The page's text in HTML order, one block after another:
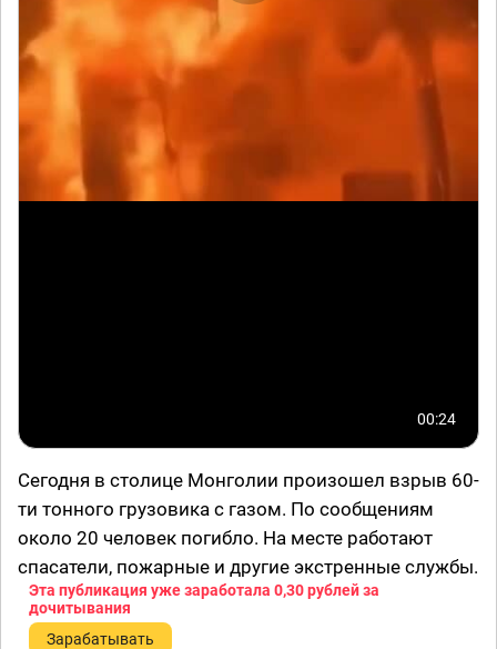
00:24
Сегодня в столице Монголии произошел взрыв 60-
ти тонного грузовика с газом. По сообщениям
около 20 человек погибло. На месте работают
спасатели, пожарные и другие экстренные службы.
Эта публикация уже заработала 0,30 рублейза
дочитывания
Зарабатывать